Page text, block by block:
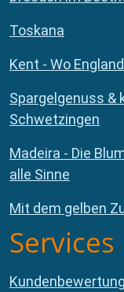
Toskana
Kent - Wo
Spargelgenuss &
Schwetzingen
Madeira - Die
alle Sinne
Mit dem gelben
Services